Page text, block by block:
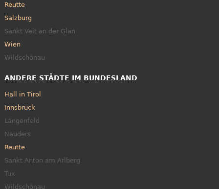
Reutte
Salzburg
Sankt Veit an der Glan
Wien
Wildschönau
ANDERE STÄDTE IM BUNDESLAND
Hall in Tirol
Innsbruck
Längenfeld
Nauders
Reutte
Sankt Anton am Arlberg
Tux
Wildschönau